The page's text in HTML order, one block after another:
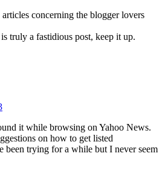
concerning the blogger lovers
truly a fastidious post, keep it up.
it while browsing on Yahoo News.
on how to get listed
been trying for a while but I never seem